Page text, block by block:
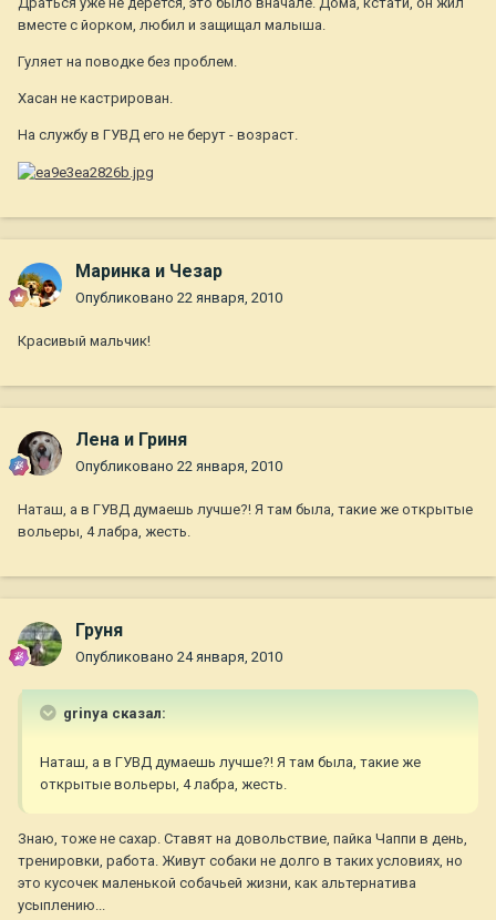
вместе с йорком, любил и защищал малыша.
Гуляет на поводке без проблем.
Хасан не кастрирован.
На службу в ГУВД его не берут - возраст.
Маринка и Чезар
Опубликовано 22 января, 2010
Красивый мальчик!
Лена и Гриня
Опубликовано 22 января, 2010
Наташ, а в ГУВД думаешь лучше?! Я там была, такие же открытые
вольеры, 4 лабра, жесть.
Груня
Опубликовано 24 января, 2010
grinya сказал:
Наташ, а в ГУВД думаешь лучше?! Я там была, такие же
открытые вольеры, 4 лабра, жесть.
Знаю, тоже не сахар. Ставят на довольствие, пайка Чаппи в день,
тренировки, работа. Живут собаки не долго в таких условиях, но
это кусочек маленькой собачьей жизни, как альтернатива
усыплению...